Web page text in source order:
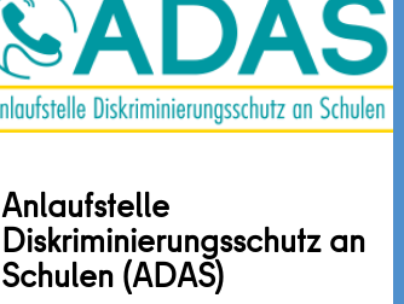
Anlaufstelle
Diskriminierungsschutz an
Schulen (ADAS)